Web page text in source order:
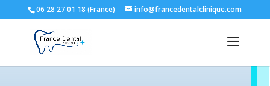
06 28 27 01 18 (France) info@francedentalclinique.com